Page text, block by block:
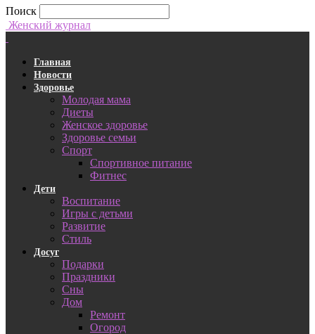
Поиск
Женский журнал
Главная
Новости
Здоровье
Молодая мама
Диеты
Женское здоровье
Здоровье семьи
Спорт
Спортивное питание
Фитнес
Дети
Воспитание
Игры с детьми
Развитие
Стиль
Досуг
Подарки
Праздники
Сны
Дом
Ремонт
Огород